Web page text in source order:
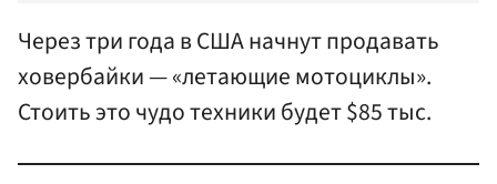
Через три года в США начнут продавать
ховербайки — «летающие мотоциклы».
Стоить это чудо техники будет $85 тыс.